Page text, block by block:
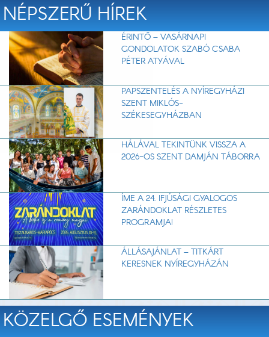
NÉPSZERŰ HÍREK
ÉRINTŐ – VASÁRNAPI
GONDOLATOK SZABÓ CSABA
PÉTER ATYÁVAL
PAPSZENTELÉS A NYÍREGYHÁZI
SZENT MIKLÓS-
SZÉKESEGYHÁZBAN
HÁLÁVAL TEKINTÜNK VISSZA A
2026-OS SZENT DAMJÁN TÁBORRA
ÍME A 24. IFJÚSÁGI GYALOGOS
ZARÁNDOKLAT RÉSZLETES
PROGRAMJA!
ÁLLÁSAJÁNLAT – TITKÁRT
KERESNEK NYÍREGYHÁZÁN
KÖZELGŐ ESEMÉNYEK